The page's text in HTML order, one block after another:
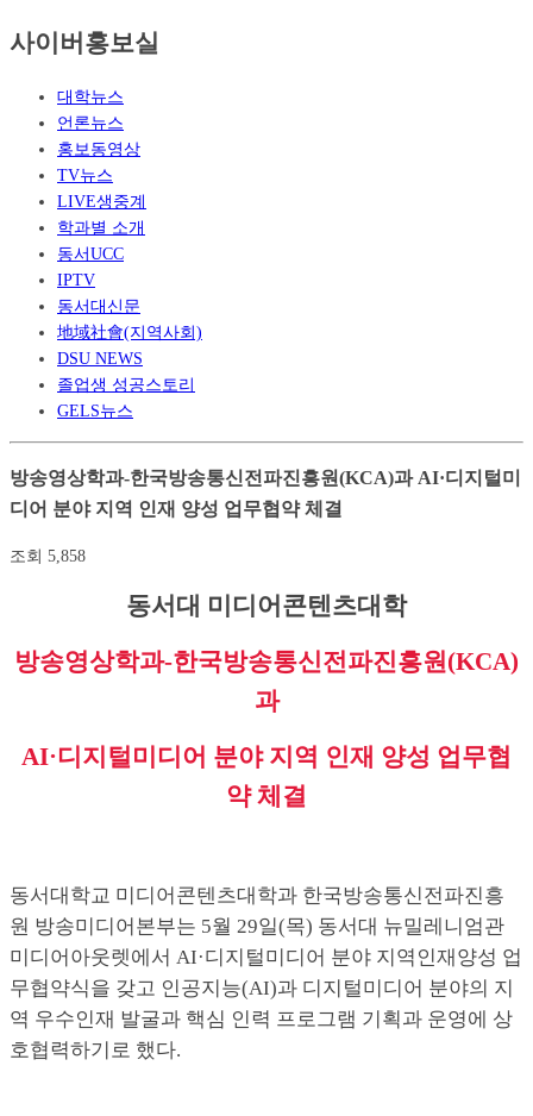
사이버홍보실
대학뉴스
언론뉴스
홍보동영상
TV뉴스
LIVE생중계
학과별 소개
동서UCC
IPTV
동서대신문
地域社會(지역사회)
DSU NEWS
졸업생 성공스토리
GELS뉴스
방송영상학과-한국방송통신전파진흥원(KCA)과 AI·디지털미
디어 분야 지역 인재 양성 업무협약 체결
조회 5,858
동서대 미디어콘텐츠대학
방송영상학과-한국방송통신전파진흥원(KCA)
과
AI·디지털미디어 분야 지역 인재 양성 업무협
약 체결
동서대학교 미디어콘텐츠대학과 한국방송통신전파진흥
원 방송미디어본부는 5월 29일(목) 동서대 뉴밀레니엄관
미디어아웃렛에서 AI·디지털미디어 분야 지역인재양성 업
무협약식을 갖고 인공지능(AI)과 디지털미디어 분야의 지
역 우수인재 발굴과 핵심 인력 프로그램 기획과 운영에 상
호협력하기로 했다.